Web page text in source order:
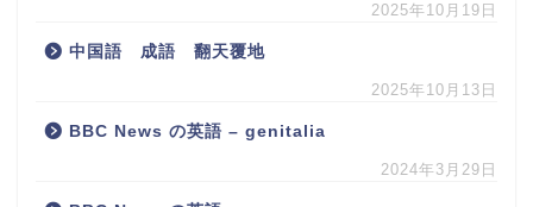
2025年10月19日
中国語 成語 翻天覆地
2025年10月13日
BBC News の英語 – genitalia
2024年3月29日